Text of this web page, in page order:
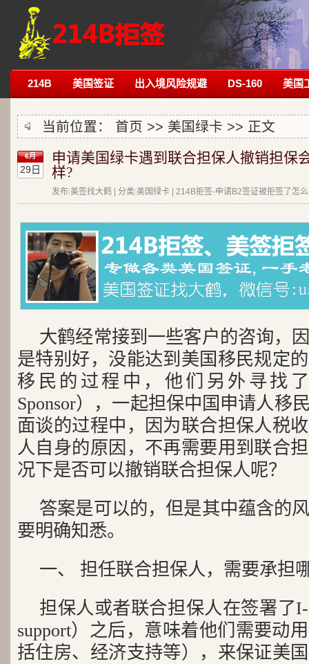
214B 美国签证 出入境风险规避 DS-160 美国
当前位置： 首页 >> 美国绿卡 >> 正文
6月
29日
申请美国绿卡遇到联合担保人撤销担保
样?
发布:美签找大鹤 | 分类:美国绿卡 | 214B拒签-申请B2签证被拒签了怎
大鹤经常接到一些客户的咨询，
是特别好，没能达到美国移民规定
移民的过程中，他们另外寻找
Sponsor），一起担保中国申请人移
面谈的过程中，因为联合担保人税
人自身的原因，不再需要用到联合
况下是否可以撤销联合担保人呢？
答案是可以的，但是其中蕴含的
要明确知悉。
一、 担任联合担保人，需要承担
担保人或者联合担保人在签署了
support）之后，意味着他们需要动
括住房、经济支持等），来保证美